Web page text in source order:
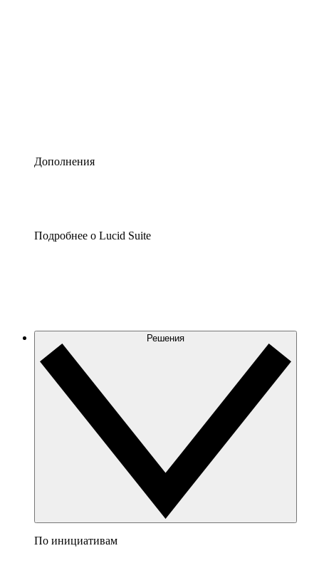
Дополнения
Подробнее о Lucid Suite
Решения
По инициативам